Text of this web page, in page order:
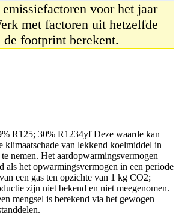
voor het jaar
met factoren uit hetzelfde
footprint berekent.
R125; 30% R1234yf Deze waarde kan
klimaatschade van lekkend koelmiddel in
nemen. Het aardopwarmingsvermogen
als het opwarmingsvermogen in een periode
een gas ten opzichte van 1 kg CO2;
zijn niet bekend en niet meegenomen.
mengsel is berekend via het gewogen